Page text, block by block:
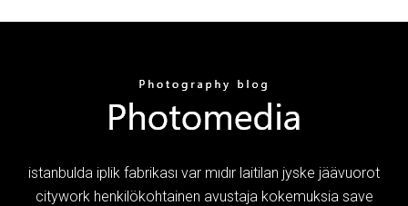
istanbulda iplik fabrikası var mıdır laitilan jyske jäävuorot
citywork henkilökohtainen avustaja kokemuksia save